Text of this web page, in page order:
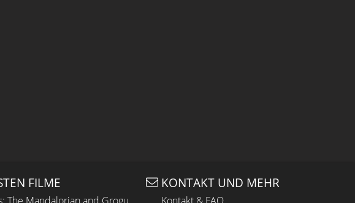
FILME KONTAKT UND MEHR